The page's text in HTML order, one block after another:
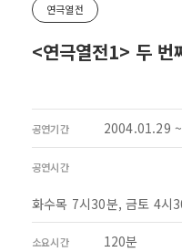
연극열전
<연극열전1> 두 번
공연기간 2004.01.29
공연시간
화수목 7시30분, 금토 4시
소요시간 120분